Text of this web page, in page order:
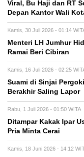
Viral, Bu Haji dan RT
Depan Kantor Wali
Kamis, 30 Juli 2026 - 01:14
Menteri LH Jumhur
Ramai Beri Cibiran
Kamis, 16 Juli 2026 - 02:25
Suami di Sinjai
Berakhir Saling Lapor
Rabu, 1 Juli 2026 - 01:50 WITA
Ditampar Kakak Ipar
Pria Minta Cerai
Kamis, 18 Juni 2026 - 14:12